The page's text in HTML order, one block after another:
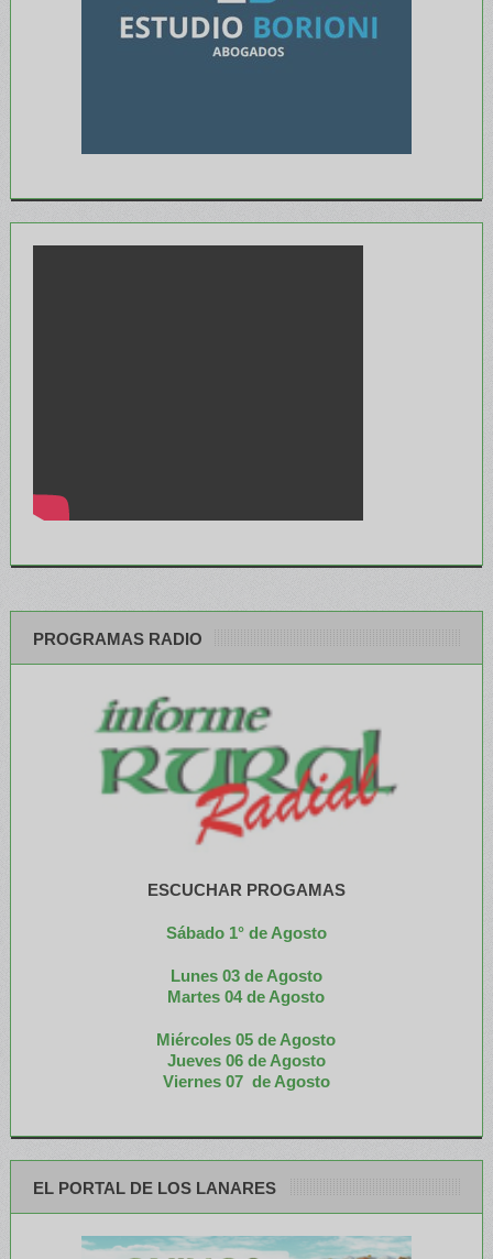
PROGRAMAS RADIO
ESCUCHAR PROGAMAS
Sábado 1° de Agosto
Lunes 03 de Agosto
Martes 04 de Agosto
Miércoles 05 de Agosto
Jueves 06 de Agosto
Viernes 07 de Agosto
EL PORTAL DE LOS LANARES